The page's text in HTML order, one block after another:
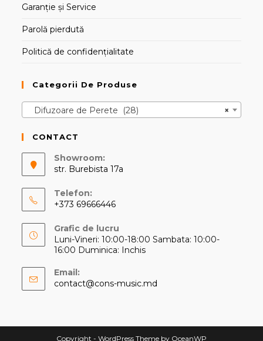
Garanție și Service
Parolă pierdută
Politică de confidențialitate
Categorii De Produse
×
Difuzoare de Perete (28)
CONTACT
Showroom:
str. Burebista 17a
Telefon:
+373 69666446
in
your
Grafic de lucru
Luni-Vineri: 10:00-18:00 Sambata: 10:00-
16:00 Duminica: Inchis
Email:
contact@cons-music.md
Copyright - WordPress Theme by OceanWP